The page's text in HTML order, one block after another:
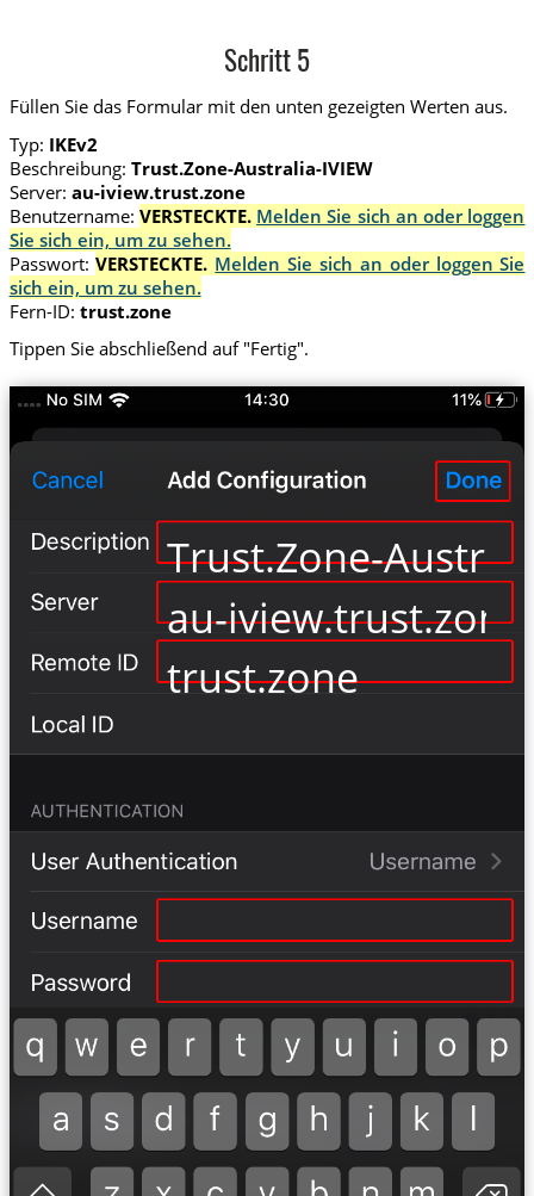
Schritt 5
Füllen Sie das Formular mit den unten gezeigten Werten aus.
Typ: IKEv2
Beschreibung: Trust.Zone-Australia-IVIEW
Server: au-iview.trust.zone
Benutzername: VERSTECKTE. Melden Sie sich an oder loggen
Sie sich ein, um zu sehen.
Passwort:VERSTECKTE. Melden Sie sich an oder loggen Sie
sich ein, um zu sehen.
Fern-ID: trust.zone
Tippen Sie abschließend auf "Fertig".
Trust.Zone-
au-iview.trust.zone
trust.zone